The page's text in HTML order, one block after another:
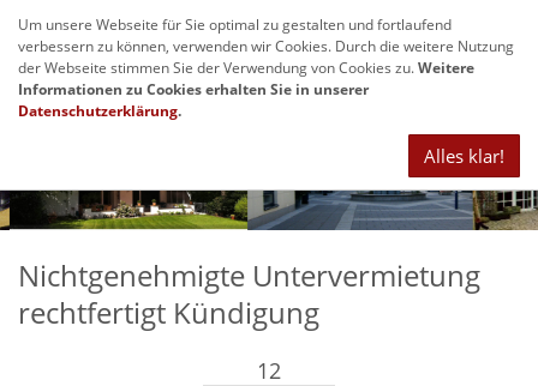
Nichtgenehmigte Untervermietung
rechtfertigt Kündigung
12
Um unsere Webseite für Sie optimal zu gestalten und fortlaufend
verbessern zu können, verwenden wir Cookies. Durch die weitere Nutzung
der Webseite stimmen Sie der Verwendung von Cookies zu.Weitere
Informationen zu Cookies erhalten Sie in unserer
Datenschutzerklärung.
Alles klar!